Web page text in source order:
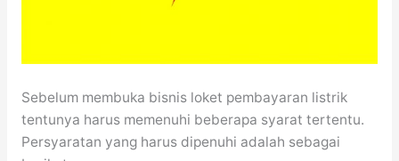
Sebelum membuka bisnis loket pembayaran listrik
tentunya harus memenuhi beberapa syarat tertentu.
Persyaratan yang harus dipenuhi adalah sebagai